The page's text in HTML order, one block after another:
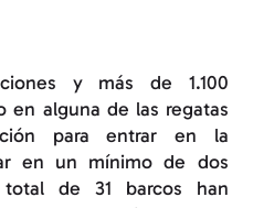
y más de 1.100
en alguna de las regatas
para entrar en la
en un mínimo de dos
de 31 barcos han